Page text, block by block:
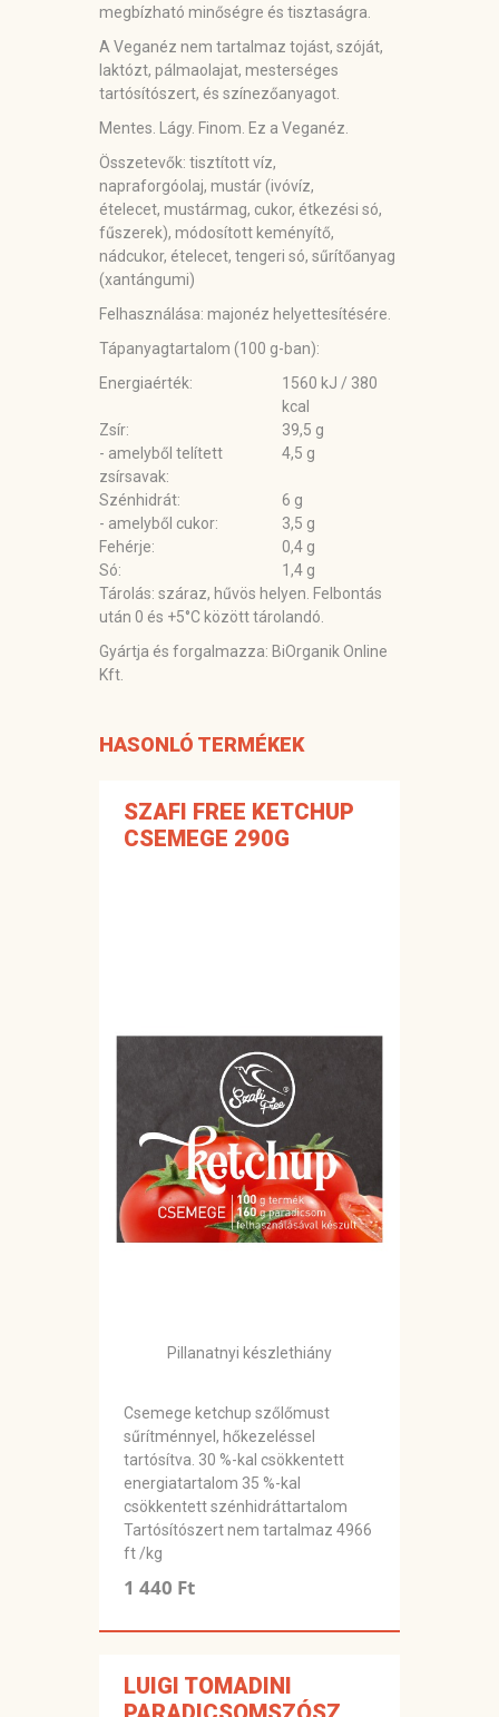
megbízható minőségre és tisztaságra.
A Veganéz nem tartalmaz tojást, szóját,
laktózt, pálmaolajat, mesterséges
tartósítószert, és színezőanyagot.
Mentes. Lágy. Finom. Ez a Veganéz.
Összetevők: tisztított víz,
napraforgóolaj, mustár(ivóvíz,
ételecet, mustármag, cukor, étkezési só,
fűszerek), módosított keményítő,
nádcukor, ételecet, tengeri só, sűrítőanyag
(xantángumi)
Felhasználása: majonéz helyettesítésére.
Tápanyagtartalom (100 g-ban):
Energiaérték:
1560 kJ / 380
kcal
Zsír:
39,5 g
- amelyből telített
zsírsavak:
4,5 g
Szénhidrát:
6 g
- amelyből cukor:
3,5 g
Fehérje:
0,4 g
Só:
1,4 g
Tárolás: száraz, hűvös helyen. Felbontás
után 0 és +5°C között tárolandó.
Gyártja és forgalmazza: BiOrganik Online
Kft.
HASONLÓ TERMÉKEK
SZAFI FREE KETCHUP
CSEMEGE 290G
Pillanatnyi készlethiány
Csemege ketchup szőlőmust
sűrítménnyel, hőkezeléssel
tartósítva. 30 %-kal csökkentett
energiatartalom 35 %-kal
csökkentett szénhidráttartalom
Tartósítószert nem tartalmaz 4966
ft /kg
1 440 Ft
LUIGI TOMADINI